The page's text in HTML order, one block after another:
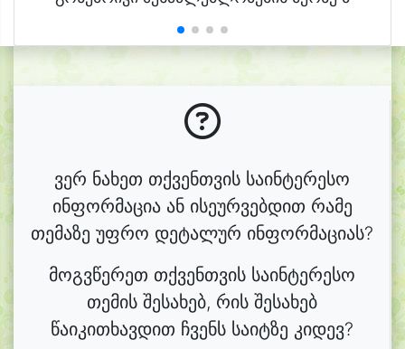
ვერ ნახეთ თქვენთვის საინტერესო
ინფორმაცია ან ისეურვებდით რამე
თემაზე უფრო დეტალურ ინფორმაციას?
მოგვწერეთ თქვენთვის საინტერესო
თემის შესახებ, რის შესახებ
წაიკითხავდით ჩვენს საიტზე კიდევ?